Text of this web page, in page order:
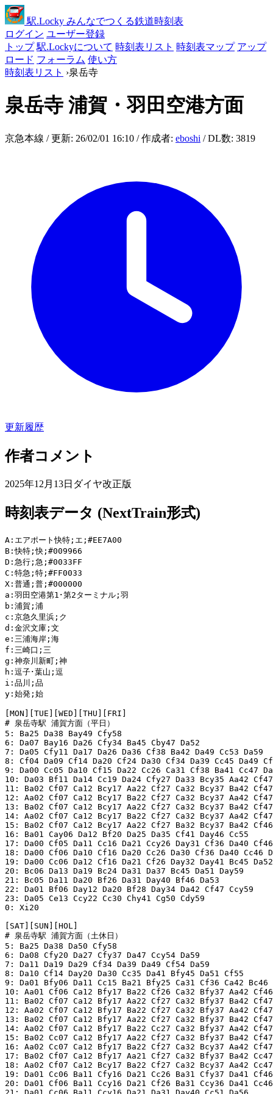
駅.Locky みんなでつくる鉄道時刻表
ログイン ユーザー登録
トップ 駅.Lockyについて 時刻表リスト 時刻表マップ アップ
ロード フォーラム 使い方
時刻表リスト ›泉岳寺
泉岳寺 浦賀・羽田空港方面
京急本線 / 更新: 26/02/01 16:10 / 作成者: eboshi / DL数: 3819
更新履歴
作者コメント
2025年12月13日ダイヤ改正版
時刻表データ (NextTrain形式)
A:エアポート快特;エ;#EE7A00
B:快特;快;#009966
D:急行;急;#0033FF
C:特急;特;#FF0033
X:普通;普;#000000
a:羽田空港第1･第2ターミナル;羽
b:浦賀;浦
c:京急久里浜;ク
d:金沢文庫;文
e:三浦海岸;海
f:三崎口;三
g:神奈川新町;神
h:逗子･葉山;逗
i:品川;品
y:始発;始
[MON][TUE][WED][THU][FRI]
# 泉岳寺駅 浦賀方面（平日）
5: Ba25 Da38 Bay49 Cfy58
6: Da07 Bay16 Da26 Cfy34 Ba45 Cby47 Da52
7: Da05 Cfy11 Da17 Da26 Da36 Cf38 Ba42 Da49 Cc53 Da59
8: Cf04 Da09 Cf14 Da20 Cf24 Da30 Cf34 Da39 Cc45 Da49
9: Da00 Cc05 Da10 Cf15 Da22 Cc26 Ca31 Cf38 Ba41 Cc47
10: Da03 Bf11 Da14 Cc19 Da24 Cfy27 Da33 Bcy35 Aa42
11: Ba02 Cf07 Ca12 Bcy17 Aa22 Cf27 Ca32 Bcy37 Ba42
12: Aa02 Cf07 Ca12 Bcy17 Ba22 Cf27 Ca32 Bcy37 Aa42
13: Ba02 Cf07 Ca12 Bcy17 Aa22 Cf27 Ca32 Bcy37 Ba42
14: Aa02 Cf07 Ca12 Bcy17 Ba22 Cf27 Ca32 Bcy37 Aa42
15: Ba02 Cf07 Ca12 Bcy17 Aa22 Cf27 Ba32 Bcy37 Ba42
16: Ba01 Cay06 Da12 Bf20 Da25 Da35 Cf41 Day46 Cc55
17: Da00 Cf05 Da11 Cc16 Da21 Ccy26 Day31 Cf36 Da40
18: Da00 Cf06 Da10 Cf16 Da20 Cc26 Da30 Cf36 Da40 Cc46
19: Da00 Cc06 Da12 Cf16 Da21 Cf26 Day32 Day41 Bc45
20: Bc06 Da13 Da19 Bc24 Da31 Da37 Bc45 Da51 Day59
21: Bc05 Da11 Da20 Bf26 Da31 Day40 Bf46 Da53
22: Da01 Bf06 Day12 Da20 Bf28 Day34 Da42 Cf47 Ccy59
23: Da05 Ce13 Ccy22 Cc30 Chy41 Cg50 Cdy59
0: Xi20
[SAT][SUN][HOL]
# 泉岳寺駅 浦賀方面（土休日）
5: Ba25 Da38 Da50 Cfy58
6: Da08 Cfy20 Da27 Cfy37 Da47 Ccy54 Da59
7: Da11 Da19 Da29 Cf34 Da39 Da49 Cf54 Da59
8: Da10 Cf14 Day20 Da30 Cc35 Da41 Bfy45 Da51 Cf55
9: Da01 Bfy06 Da11 Cc15 Ba21 Bfy25 Ca31 Cf36 Ca42 Bc46
10: Aa01 Cf06 Ca12 Bfy17 Ba22 Cf26 Ca32 Bfy37 Aa42
11: Ba02 Cf07 Ca12 Bfy17 Aa22 Cf27 Ca32 Bfy37 Ba42
12: Aa02 Cf07 Ca12 Bfy17 Ba22 Cf27 Ca32 Bfy37 Aa42
13: Ba02 Cf07 Ca12 Bfy17 Aa22 Cf27 Ca32 Bfy37 Ba42
14: Aa02 Cf07 Ca12 Bfy17 Ba22 Cc27 Ca32 Bfy37 Aa42
15: Ba02 Cc07 Ca12 Bfy17 Aa22 Cf27 Ca32 Bfy37 Ba42
16: Aa02 Cc07 Ca12 Bfy17 Ba22 Cf27 Ca32 Bcy37 Aa42
17: Ba02 Cf07 Ca12 Bfy17 Aa21 Cf27 Ca32 Bfy37 Ba42
18: Aa02 Cf07 Ca12 Bcy17 Ba22 Cf27 Ca32 Bcy37 Aa42
19: Da01 Cc06 Ba11 Cfy16 Da21 Cc26 Ba31 Cfy37 Da41
20: Da01 Cf06 Ba11 Ccy16 Da21 Cf26 Ba31 Ccy36 Da41
21: Da01 Cc06 Ba11 Ccy16 Da21 Da31 Day40 Cc51 Da56